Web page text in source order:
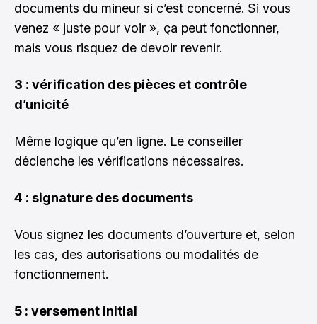
documents du mineur si c’est concerné. Si vous
venez « juste pour voir », ça peut fonctionner,
mais vous risquez de devoir revenir.
3 : vérification des pièces et contrôle
d’unicité
Même logique qu’en ligne. Le conseiller
déclenche les vérifications nécessaires.
4 : signature des documents
Vous signez les documents d’ouverture et, selon
les cas, des autorisations ou modalités de
fonctionnement.
5 : versement initial